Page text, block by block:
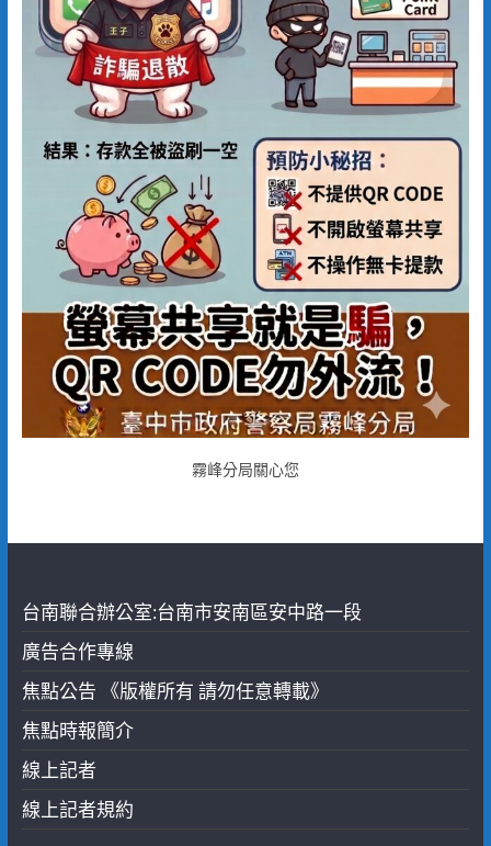
霧峰分局關心您
台南聯合辦公室:台南市安南區安中路一段
廣告合作專線
焦點公告 《版權所有 請勿任意轉載》
焦點時報簡介
線上記者
線上記者規約